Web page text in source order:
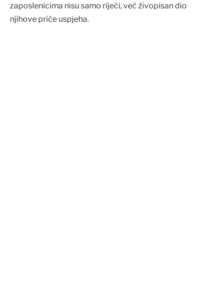
zaposlenicima nisu samo riječi, već živopisan dio
njihove priče uspjeha.